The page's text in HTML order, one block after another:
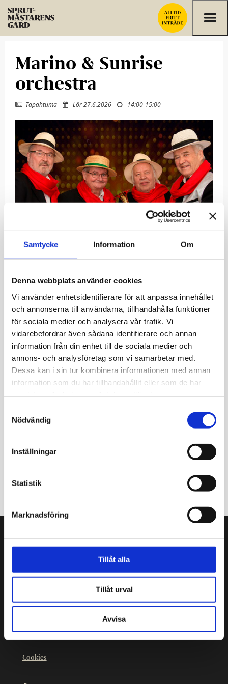
Samtycke Information Om
Denna webbplats använder cookies
Vi använder enhetsidentifierare för att anpassa innehållet
och annonserna till användarna, tillhandahålla funktioner
för sociala medier och analysera vår trafik. Vi
vidarebefordrar även sådana identifierare och annan
information från din enhet till de sociala medier och
annons- och analysföretag som vi samarbetar med.
Dessa kan i sin tur kombinera informationen med annan
information som du har tillhandahållit eller som de har
Nödvändig
Inställningar
Statistik
Marknadsföring
Tillåt alla
Tillåt urval
Avvisa
Marino & Sunrise
orchestra
 Tapahtuma  Lör 27.6.2026  14:00-15:00
Marino & Sunrise orchestra, som är en
Vanda, tar oss med på en promenad längs minnenas
boulevard till en värld av evergreens, latinoschlager
och stadsrallyn. Gruppen vill skapa glädje och god
stämning med sin tidlöst stilfulla och varmt soliga
musik.
Det är fritt tillträde till gårdskonserterna vid
Sprutmästarens gård. Välkommen!
 Publicerad: 22.5.2026
Sprutmästarens gård
00170 Helsingfors
Andra kontaktuppgifter
Cookies